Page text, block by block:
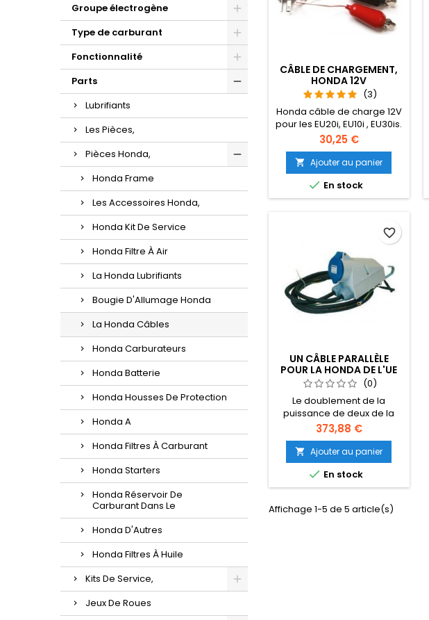
Groupe électrogène
Type de carburant
Fonctionnalité
Parts
Lubrifiants
Les Pièces,
Pièces Honda,
Honda Frame
Les Accessoires Honda,
Honda Kit De Service
Honda Filtre À Air
La Honda Lubrifiants
Bougie D'Allumage Honda
La Honda Câbles
Honda Carburateurs
Honda Batterie
Honda Housses De Protection
Honda A
Honda Filtres À Carburant
Honda Starters
Honda Réservoir De
Carburant Dans Le
Honda D'Autres
Honda Filtres À Huile
Kits De Service,
Jeux De Roues
CÂBLE DE CHARGEMENT,
HONDA 12V
(3)
Honda câble de charge 12V
pour les EU20i, EU10i , EU30is.
Très pratique pour la voiture
pour recharger la batterie.
Prix
30,25 €
 Ajouter au panier
 En stock
UN CÂBLE PARALLÈLE
POUR LA HONDA DE L'UE
30IS
(0)
Le doublement de la
puissance de deux de la
Honda EU30is ensemble,
ces Honda câbles
parallèles. Toujours acheter
un origenele Honda câble,
en raison de la garantie.
Prix
373,88 €
 Ajouter au panier
 En stock
favorite_border
Affichage 1-5 de 5 article(s)